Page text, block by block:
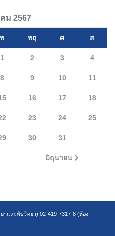
ม 2567
พ พฤ ศ ส
มิถุนายน
1 2 3 4
8 9 10 11
16 17 18
23 24 25
30 31
าและพิษวิทยา) 02-419-7317-8 (ห้อง